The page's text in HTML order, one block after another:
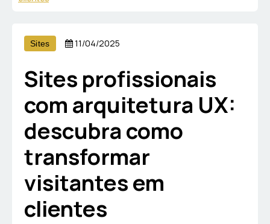
Sites 11/04/2025
Sites profissionais
com arquitetura UX:
descubra como
transformar
visitantes em
clientes